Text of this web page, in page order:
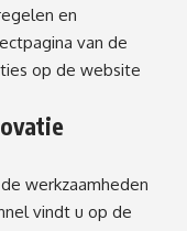
en
van de
op de website
werkzaamheden
vindt u op de